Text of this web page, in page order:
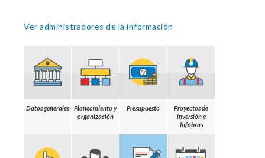
Ver administradores de la información
Datos generales
Planeamiento y
organización
Presupuesto
Proyectos de
inversión e
Infobras